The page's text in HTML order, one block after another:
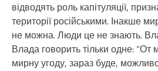
відводять роль капітуляції,
території російськими. Інакше
не можна. Люди це не знають.
Влада говорить тільки одне:
мирну угоду, зараз буде,